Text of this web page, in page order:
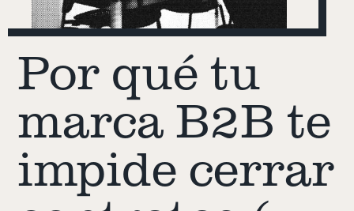
Por qué tu
marca B2B te
impide cerrar